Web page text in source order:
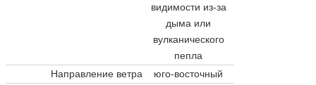
видимости из-за
дыма или
вулканического
пепла
Направление ветра
юго-восточный